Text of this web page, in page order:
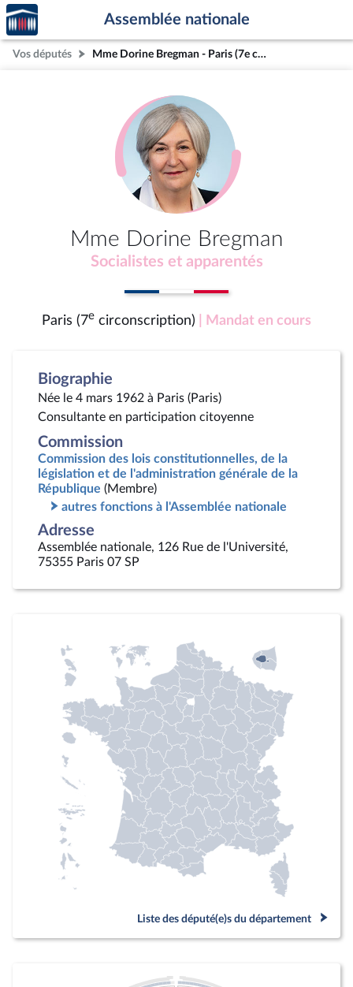
Aller au contenu
Aller en bas de la page
Accèder
à la
page
d'accueil
Assemblée nationale
Vos députés Mme Dorine Bregman - Paris (7e circonscription)
Mme Dorine Bregman
Socialistes et apparentés
Paris (7e circonscription) | Mandat en cours
Biographie
Née le 4 mars 1962 à Paris (Paris)
Consultante en participation citoyenne
Commission
Commission des lois constitutionnelles, de la
législation et de l'administration générale de la
République (Membre)
autres fonctions à l'Assemblée nationale
Adresse
Assemblée nationale, 126 Rue de l'Université,
75355 Paris 07 SP
Liste des député(e)s du département